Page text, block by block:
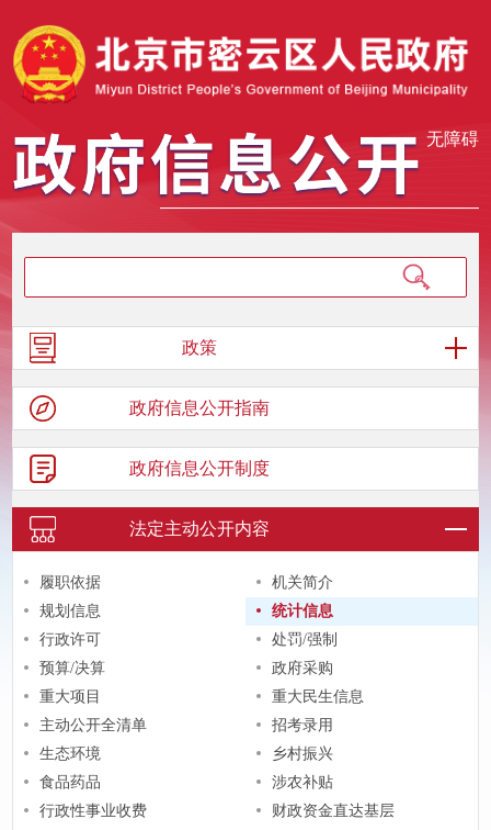
无障碍
政策
政府信息公开指南
政府信息公开制度
法定主动公开内容
履职依据
机关简介
规划信息
统计信息
行政许可
处罚/强制
预算/决算
政府采购
重大项目
重大民生信息
主动公开全清单
招考录用
生态环境
乡村振兴
食品药品
涉农补贴
行政性事业收费
财政资金直达基层